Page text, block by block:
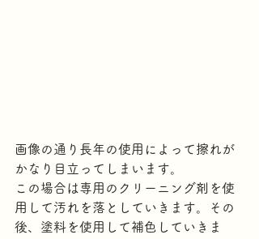
画像の通り長年の使用によって擦れが
かなり目立ってしまいます。
この場合は専用のクリーニング剤を使
用して汚れを落としていきます。その
後、塗料を使用して補色していきま